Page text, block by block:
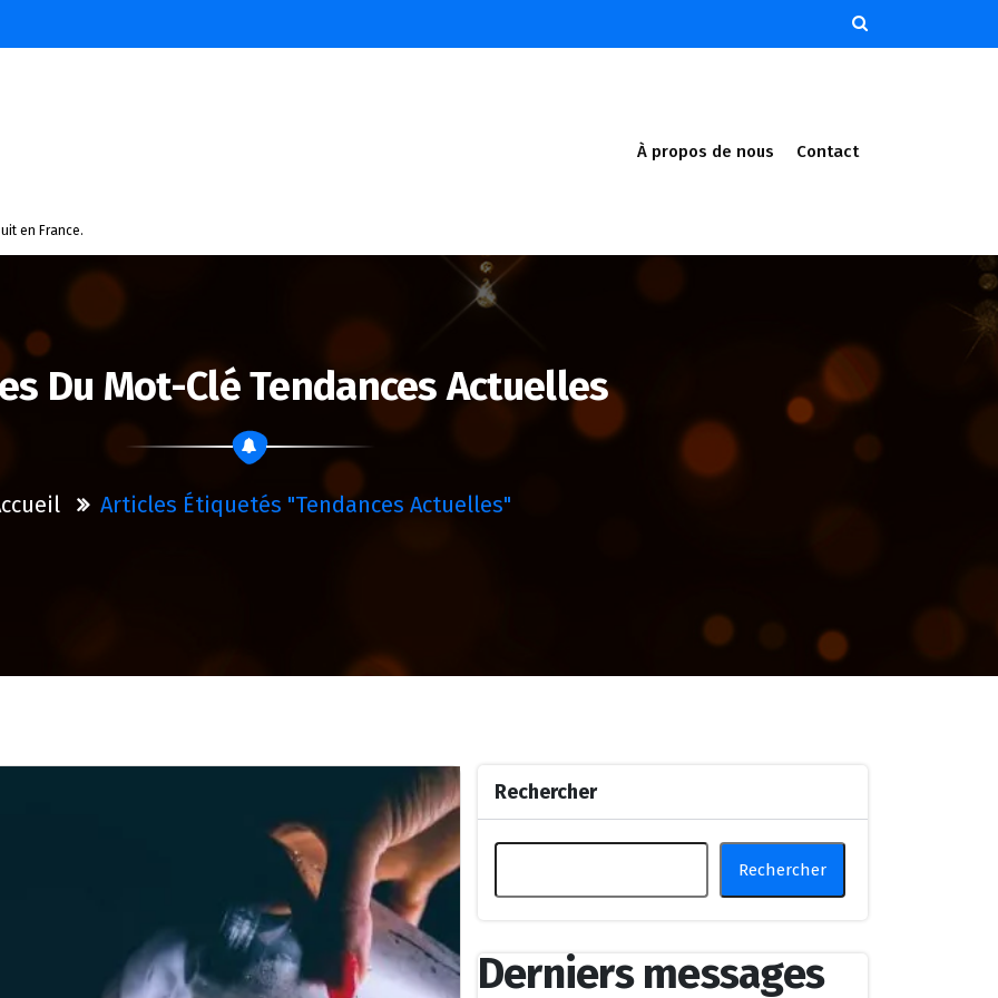
en France.
À propos de nous Contact
Du Mot-Clé Tendances Actuelles
Articles Étiquetés "tendances Actuelles"
Rechercher
Rechercher
Derniers messages